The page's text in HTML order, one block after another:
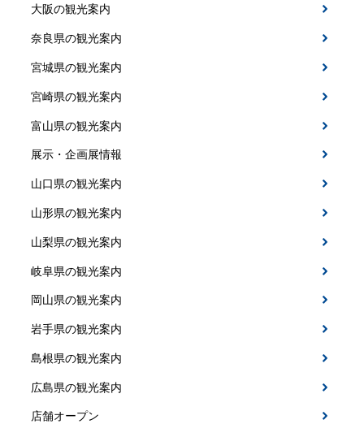
大阪の観光案内
奈良県の観光案内
宮城県の観光案内
宮崎県の観光案内
富山県の観光案内
展示・企画展情報
山口県の観光案内
山形県の観光案内
山梨県の観光案内
岐阜県の観光案内
岡山県の観光案内
岩手県の観光案内
島根県の観光案内
広島県の観光案内
店舗オープン